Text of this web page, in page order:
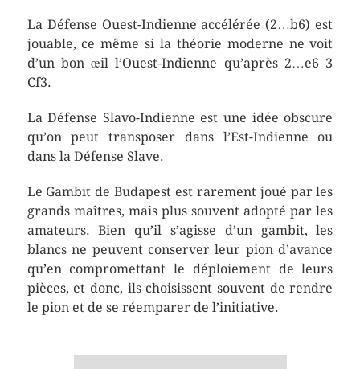
La Défense Ouest-Indienne accélérée (2…b6) est
jouable, ce même si la théorie moderne ne voit
d’un bon œil l’Ouest-Indienne qu’après 2…e6 3
Cf3.
La Défense Slavo-Indienne est une idée obscure
qu’on peut transposer dans l’Est-Indienne ou
dans la Défense Slave.
Le Gambit de Budapest est rarement joué par les
grands maîtres, mais plus souvent adopté par les
amateurs. Bien qu’il s’agisse d’un gambit, les
blancs ne peuvent conserver leur pion d’avance
qu’en compromettant le déploiement de leurs
pièces, et donc, ils choisissent souvent de rendre
le pion et de se réemparer de l’initiative.